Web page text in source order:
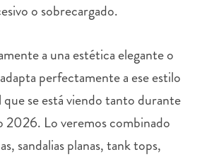
o sobrecargado.
a una estética elegante o
perfectamente a ese estilo
se está viendo tanto durante
2026. Lo veremos combinado
sandalias planas, tank tops,